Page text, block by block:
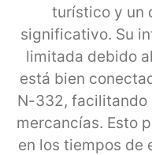
turístico y un
significativo. Su
limitada debido
está bien
N-332, facilitando
mercancías. Esto
en los tiempos de